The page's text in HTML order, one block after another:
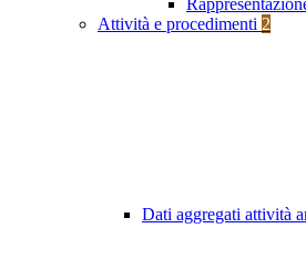
Attività e procedimenti 2
Dati aggregati attività